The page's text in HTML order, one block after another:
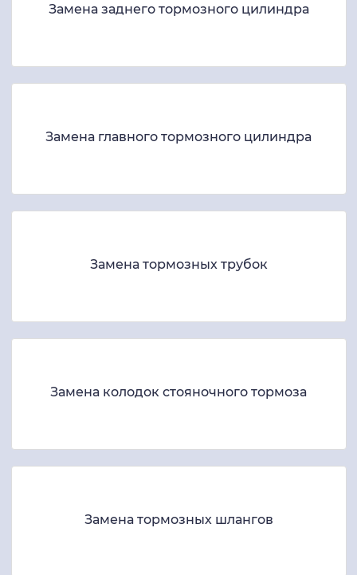
Замена заднего тормозного цилиндра
Замена главного тормозного цилиндра
Замена тормозных трубок
Замена колодок стояночного тормоза
Замена тормозных шлангов